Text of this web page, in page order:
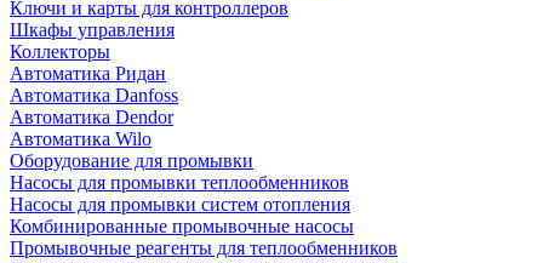
Ключи и карты для контроллеров
Шкафы управления
Коллекторы
Автоматика Ридан
Автоматика Danfoss
Автоматика Dendor
Автоматика Wilo
Оборудование для промывки
Насосы для промывки теплообменников
Насосы для промывки систем отопления
Комбинированные промывочные насосы
Промывочные реагенты для теплообменников